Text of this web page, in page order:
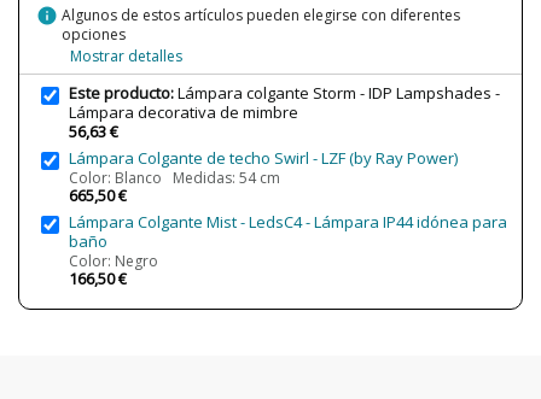
Certificados
Uso
Decorativo
Tipo de Lámpara
Lámparas de Techo
info Algunos de estos artículos pueden elegirse con diferentes
opciones
Mostrar detalles
Este producto:Lámpara colgante Storm - IDP Lampshades -
Lámpara decorativa de mimbre
56,63 €
Lámpara Colgante de techo Swirl - LZF (by Ray Power)
Color: Blanco Medidas: 54 cm
665,50 €
Lámpara Colgante Mist - LedsC4 - Lámpara IP44 idónea para
baño
Color: Negro
166,50 €